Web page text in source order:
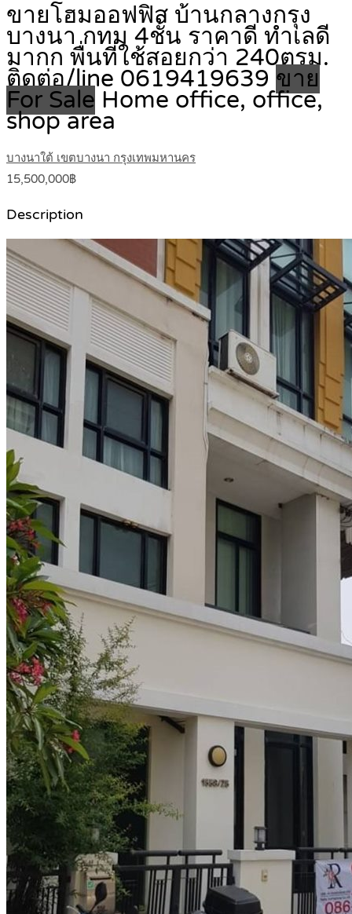
ขายโฮมออฟฟิส บ้านกลางกรุง
บางนา กทม 4ชั้น ราคาดี ทำเลดี
มากก พื่นที่ใช้สอยกว่า 240ตรม.
ติดต่อ/line 0619419639 ขาย
For Sale Home office, office,
shop area
บางนาใต้ เขตบางนา กรุงเทพมหานคร
15,500,000฿
Description